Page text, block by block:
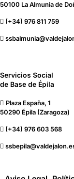
50100 La Almunia de
(+34) 976 811 759
Servicios Social
de Base de Épila
Plaza España, 1
50290 Épila (Zaragoza)
(+34) 976 603 568